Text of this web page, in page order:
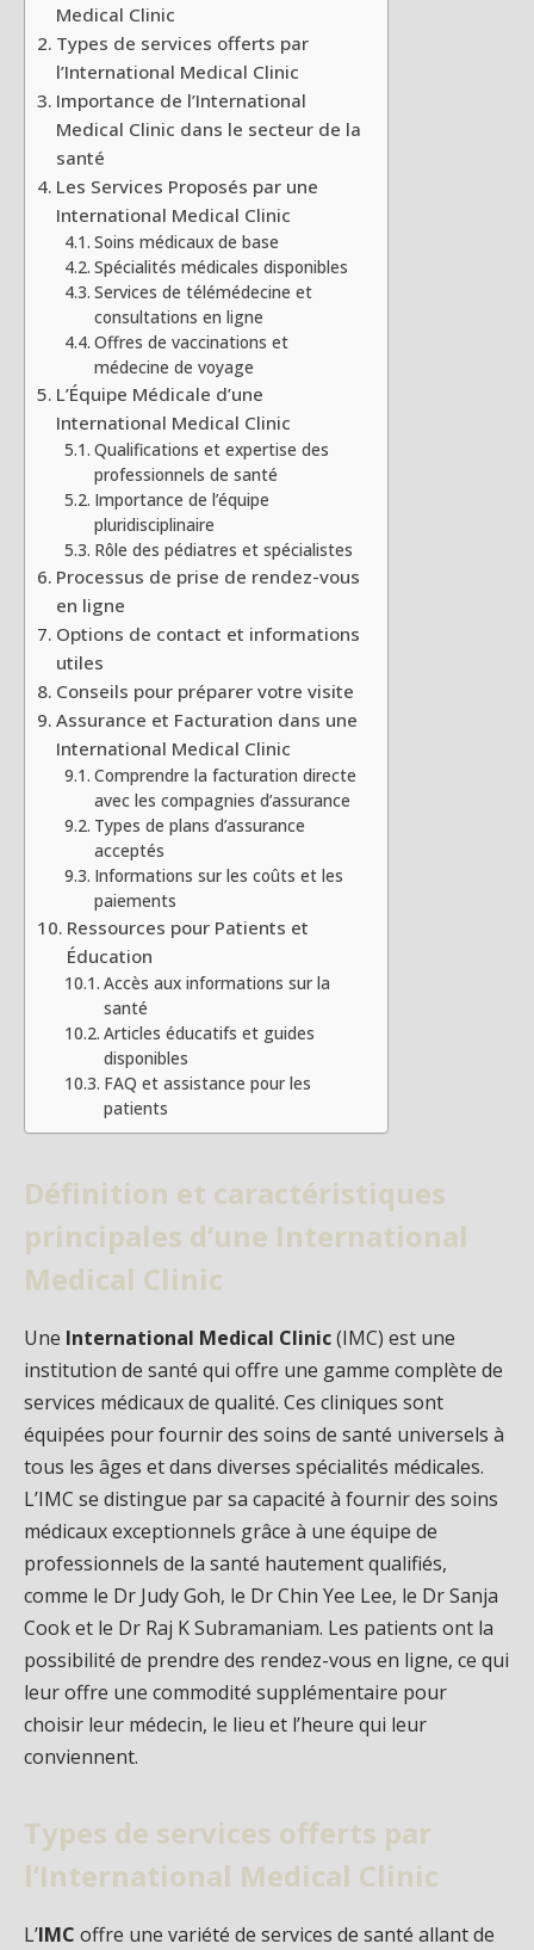
Medical Clinic
Types de services offerts par
l’International Medical Clinic
Importance de l’International
Medical Clinic dans le secteur de la
santé
Les Services Proposés par une
International Medical Clinic
Soins médicaux de base
Spécialités médicales disponibles
Services de télémédecine et
consultations en ligne
Offres de vaccinations et
médecine de voyage
L’Équipe Médicale d’une
International Medical Clinic
Qualifications et expertise des
professionnels de santé
Importance de l’équipe
pluridisciplinaire
Rôle des pédiatres et spécialistes
Processus de prise de rendez-vous
en ligne
Options de contact et informations
utiles
Conseils pour préparer votre visite
Assurance et Facturation dans une
International Medical Clinic
Comprendre la facturation directe
avec les compagnies d’assurance
Types de plans d’assurance
acceptés
Informations sur les coûts et les
paiements
Ressources pour Patients et
Éducation
Accès aux informations sur la
santé
Articles éducatifs et guides
disponibles
FAQ et assistance pour les
patients
Définition et caractéristiques
principales d’une International
Medical Clinic
Une International Medical Clinic(IMC) est une
institution de santé qui offre une gamme complète de
services médicaux de qualité. Ces cliniques sont
équipées pour fournir des soins de santé universels à
tous les âges et dans diverses spécialités médicales.
L’IMC se distingue par sa capacité à fournir des soins
médicaux exceptionnels grâce à une équipe de
professionnels de la santé hautement qualifiés,
comme le Dr Judy Goh, le Dr Chin Yee Lee, le Dr Sanja
Cook et le Dr Raj K Subramaniam. Les patients ont la
possibilité de prendre des rendez-vous en ligne, ce qui
leur offre une commodité supplémentaire pour
choisir leur médecin, le lieu et l’heure qui leur
conviennent.
Types de services offerts par
l’International Medical Clinic
L’IMC offre une variété de services de santé allant de